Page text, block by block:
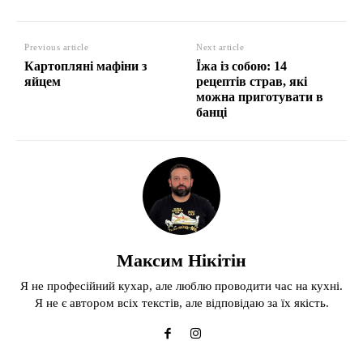
Previous article
Картопляні мафіни з
яйцем
Next article
Їжа із собою: 14
рецептів страв, які
можна приготувати в
банці
Максим Нікітін
Я не професійний кухар, але люблю проводити час на кухні.
Я не є автором всіх текстів, але відповідаю за їх якість.